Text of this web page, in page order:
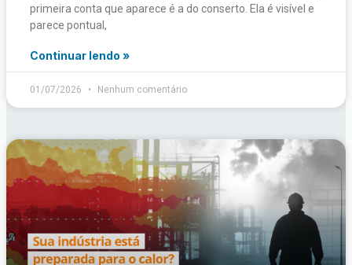
primeira conta que aparece é a do conserto. Ela é visível e
parece pontual,
Continuar lendo »
01/07/2026 Nenhum comentário